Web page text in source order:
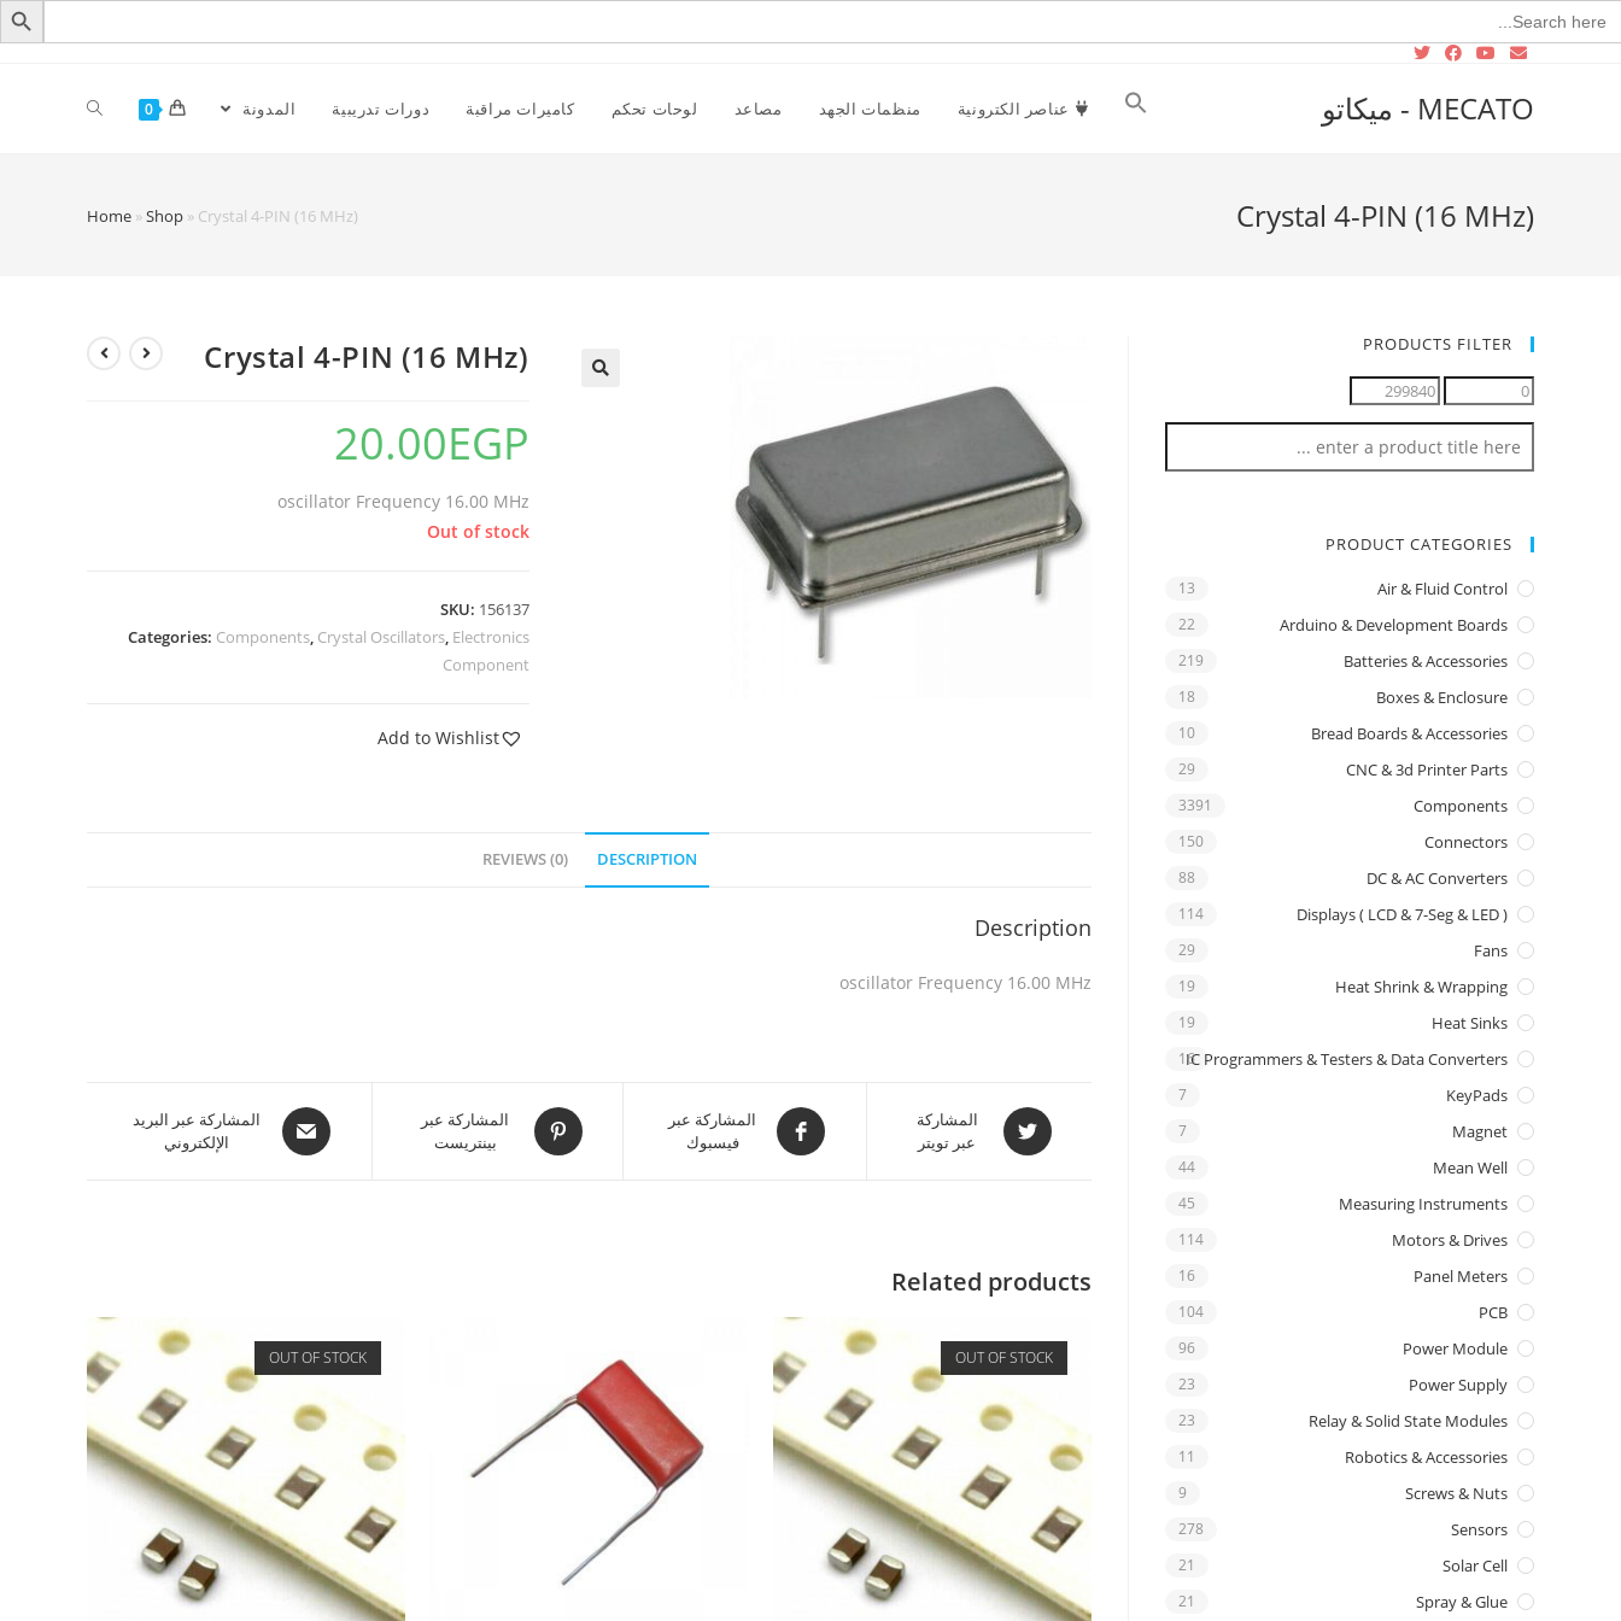
Search
for:
MECATO - ميكاتو عناصر الكترونية منظمات الجهد مصاعد لوحات تحكم كاميرات مراقبة دورات تدريبية المدونة 0
Crystal 4-PIN (16 MHz)
Home »Shop » Crystal 4-PIN (16 MHz)
Crystal 4-PIN (16 MHz)
20.00EGP
oscillator Frequency 16.00 MHz
Out of stock
SKU: 156137
Categories: Components, Crystal Oscillators, Electronics
Component
Add to Wishlist
DESCRIPTION
REVIEWS (0)
Description
oscillator Frequency 16.00 MHz
المشاركة
عبر تويتر
المشاركة عبر
فيسبوك
المشاركة عبر
بينتريست
المشاركة عبر البريد
الإلكتروني
Related products
OUT OF STOCK
OUT OF STOCK
PRODUCTS FILTER
PRODUCT CATEGORIES
Air & Fluid Control
13
Arduino & Development Boards
22
Batteries & Accessories
219
Boxes & Enclosure
18
Bread Boards & Accessories
10
CNC & 3d Printer Parts
29
Components
3391
Connectors
150
DC & AC Converters
88
Displays ( LCD & 7-Seg & LED )
114
Fans
29
Heat Shrink & Wrapping
19
Heat Sinks
19
IC Programmers & Testers & Data Converters
16
KeyPads
7
Magnet
7
Mean Well
44
Measuring Instruments
45
Motors & Drives
114
Panel Meters
16
PCB
104
Power Module
96
Power Supply
23
Relay & Solid State Modules
23
Robotics & Accessories
11
Screws & Nuts
9
Sensors
278
Solar Cell
21
Spray & Glue
21